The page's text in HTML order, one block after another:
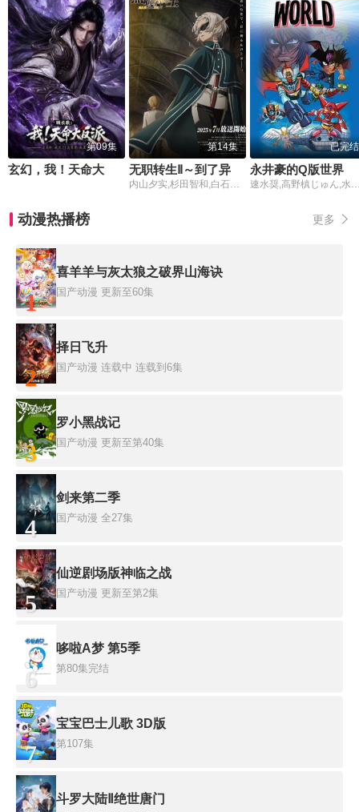
第09集 第14集
内山夕实,杉田智和,白石晴香,小林优,羽多野涉,泽城千春,山本格,鸟海浩辅,上田丽奈,兴津和幸,茅野爱衣
已完结
永井豪的Q版世界
速水奨,高野槙じ
动漫热播榜 更多
1
喜羊羊与灰太狼之破界山海诀
国产动漫 更新至60集
2
择日飞升
国产动漫 连载中 连载到6集
3
罗小黑战记
国产动漫 更新至第40集
4
剑来第二季
国产动漫 全27集
5
仙逆剧场版神临之战
国产动漫 更新至第2集
6
哆啦A梦 第5季
第80集完结
7
宝宝巴士儿歌 3D版
第107集
斗罗大陆Ⅱ绝世唐门